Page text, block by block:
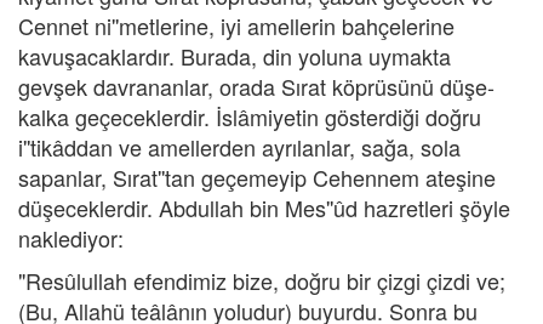
Cennet ni''metlerine, iyi amellerin bahçelerine
kavuşacaklardır. Burada, din yoluna uymakta
gevşek davrananlar, orada Sırat köprüsünü düşe-
kalka geçeceklerdir. İslâmiyetin gösterdiği doğru
i''tikâddan ve amellerden ayrılanlar, sağa, sola
sapanlar, Sırat''tan geçemeyip Cehennem ateşine
düşeceklerdir. Abdullah bin Mes''ûd hazretleri şöyle
naklediyor:
"Resûlullah efendimiz bize, doğru bir çizgi çizdi ve;
(Bu, Allahü teâlânın yoludur) buyurdu. Sonra bu